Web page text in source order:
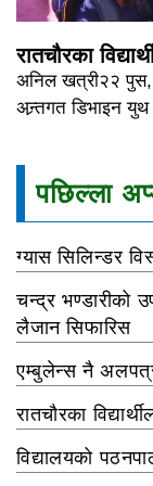
रातचौरका
अनिल खत्री२२ पुस,
अन्र्तगत डिभाइन युथ
पछिल्ला
ग्यास सिलिन्डर
चन्द्र भण्डारीको
लैजान सिफारिस
एम्बुलेन्स नै
रातचौरका
विद्यालयको